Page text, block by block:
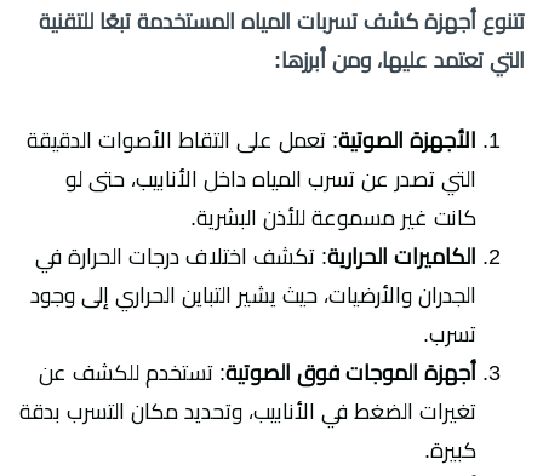
تتنوع أجهزة كشف تسربات المياه المستخدمة تبعًا للتقنية
التي تعتمد عليها، ومن أبرزها:
الأجهزة الصوتية: تعمل على التقاط الأصوات الدقيقة
التي تصدر عن تسرب المياه داخل الأنابيب، حتى لو
كانت غير مسموعة للأذن البشرية.
الكاميرات الحرارية: تكشف اختلاف درجات الحرارة في
الجدران والأرضيات، حيث يشير التباين الحراري إلى وجود
تسرب.
أجهزة الموجات فوق الصوتية: تستخدم للكشف عن
تغيرات الضغط في الأنابيب، وتحديد مكان التسرب بدقة
كبيرة.